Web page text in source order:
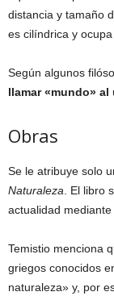
distancia y tamaño
es cilíndrica y
Según algunos
llamar «mundo» al
Obras
Se le atribuye solo
Naturaleza . El libro
actualidad
Temistio menciona
griegos conocidos
naturaleza» y, por